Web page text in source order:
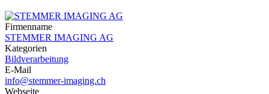
Firmenname
STEMMER IMAGING AG
Kategorien
Bildverarbeitung
E-Mail
info@stemmer-imaging.ch
Webseite